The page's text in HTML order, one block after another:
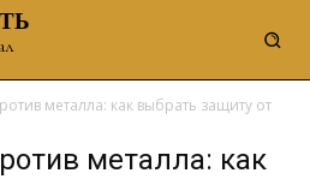
металла: как выбрать защиту от
металла: как